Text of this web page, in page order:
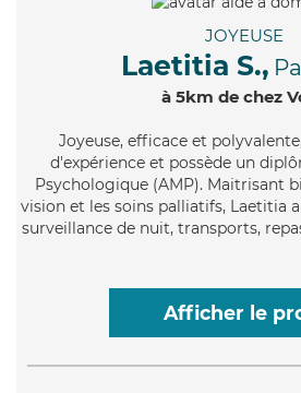
JOYEUSE
Laetitia S.,
à 5km de chez
Joyeuse, efficace et
d'expérience et possède un
Psychologique (AMP). Maitrisant
vision et les soins palliatifs, Laetitia
surveillance de nuit, transports,
Afficher le